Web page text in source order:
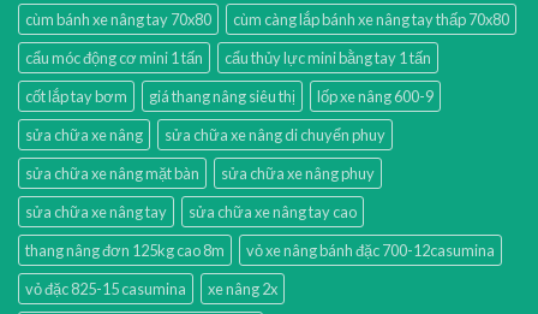
cùm bánh xe nâng tay 70x80
cùm càng lắp bánh xe nâng tay thấp 70x80
cẩu móc động cơ mini 1 tấn
cẩu thủy lực mini bằng tay 1 tấn
cốt lắp tay bơm
giá thang nâng siêu thị
lốp xe nâng 600-9
sửa chữa xe nâng
sửa chữa xe nâng di chuyển phuy
sửa chữa xe nâng mặt bàn
sửa chữa xe nâng phuy
sửa chữa xe nâng tay
sửa chữa xe nâng tay cao
thang nâng đơn 125kg cao 8m
vỏ xe nâng bánh đặc 700-12casumina
vỏ đặc 825-15 casumina
xe nâng 2x